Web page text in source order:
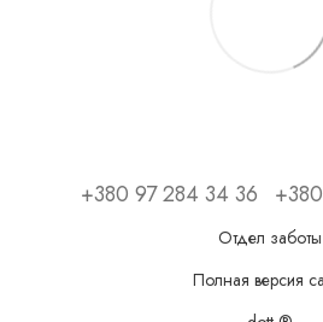
+380 97 284 34 36
Отдел заботы
Полная версия